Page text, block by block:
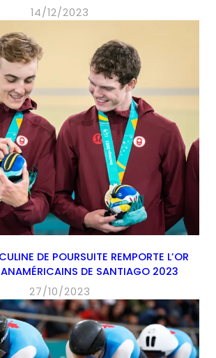
14/12/2023
DE POURSUITE REMPORTE L’OR
DE SANTIAGO 2023
27/10/2023